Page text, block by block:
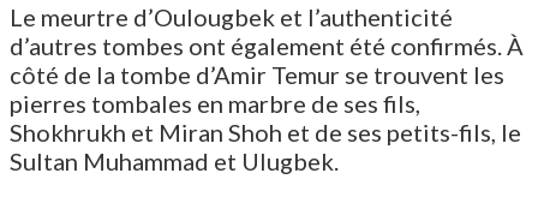
Le meurtre d’Oulougbek et l’authenticité
d’autres tombes ont également été confirmés. À
côté de la tombe d’Amir Temur se trouvent les
pierres tombales en marbre de ses fils,
Shokhrukh et Miran Shoh et de ses petits-fils, le
Sultan Muhammad et Ulugbek.